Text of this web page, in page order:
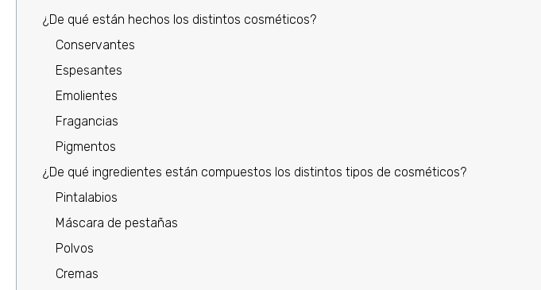
¿De qué están hechos los distintos cosméticos?
Conservantes
Espesantes
Emolientes
Fragancias
Pigmentos
¿De qué ingredientes están compuestos los distintos tipos de cosméticos?
Pintalabios
Máscara de pestañas
Polvos
Cremas